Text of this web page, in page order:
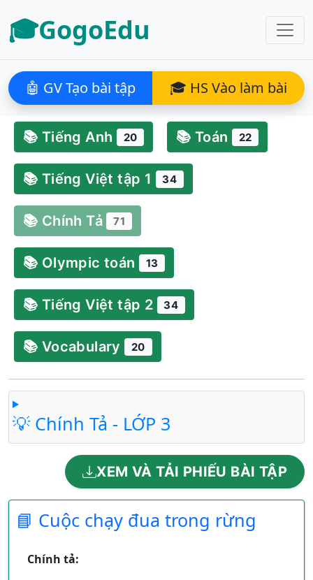
🎓GogoEdu
🤖 GV Tạo bài tập 🎓 HS Vào làm bài
📚 Tiếng Anh 20 📚 Toán 22
📚 Tiếng Việt tập 1 34
📚 Chính Tả 71
📚 Olympic toán 13
📚 Tiếng Việt tập 2 34
📚 Vocabulary 20
💡 Chính Tả - LỚP 3
XEM VÀ TẢI PHIẾU BÀI TẬP
📘 Cuộc chạy đua trong rừng
Chính tả: